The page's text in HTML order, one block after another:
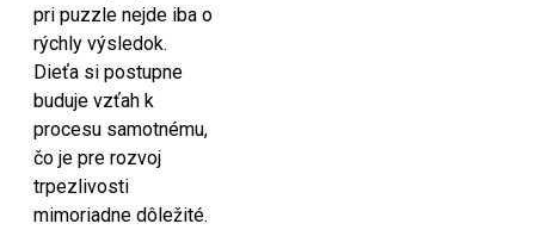
pri puzzle nejde iba o
rýchly výsledok.
Dieťa si postupne
buduje vzťah k
procesu samotnému,
čo je pre rozvoj
trpezlivosti
mimoriadne dôležité.